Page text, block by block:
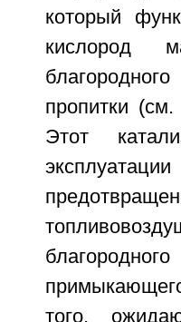
который
кислород
пропитки
Этот
того,